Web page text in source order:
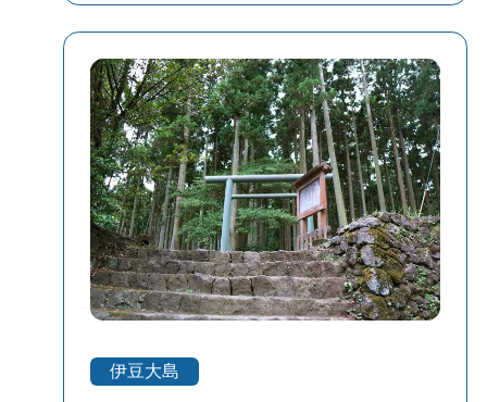
もお肌にいい温泉に浸かっちゃうか。 誰
にも邪魔されない、私だけの島時間がゆ
っくり始まっていく。 よし、まずは売店
で明日葉（あしたば）のスイーツでもチ
ェックしてみようかな！ 私の旅ノート：
岡田港（おかたこう）周辺おさんぽ 竹芝
からジェット船で10:00着。午前中の時間
を有効に使える絶妙なタイミング。 すぐ
移動しちゃうのはもったいない！ 港裏の
エモい景色に出会える。 ターミナル2階の
売店は綺麗で品揃えも◎。島内にはコン
出ませんでした。自然のエネルギーっ
て、こんなにも強く、美しく、そして少
し怖い。そんな不思議な感情に包まれる
場所です。 体力に自信がない方でも、ペ
ースをゆっくりにすれば十分楽しめるコ
ースなので、「ちょっと登山してみたい
かも…！」という人にはすごくおすすめ
です。 溶岩に覆われた異世界のような風
景の中を歩いて、最後には絶景の火口。
補給を忘れずに！登山の出発前に飲み物
も準備しておくのがマストです◎
伊豆大島